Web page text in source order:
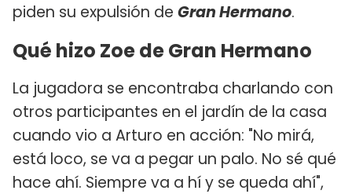
piden su expulsión de Gran Hermano.
Qué hizo Zoe de Gran Hermano
La jugadora se encontraba charlando con
otros participantes en el jardín de la casa
cuando vio a Arturo en acción: "No mirá,
está loco, se va a pegar un palo. No sé qué
hace ahí. Siempre va a hí y se queda ahí",